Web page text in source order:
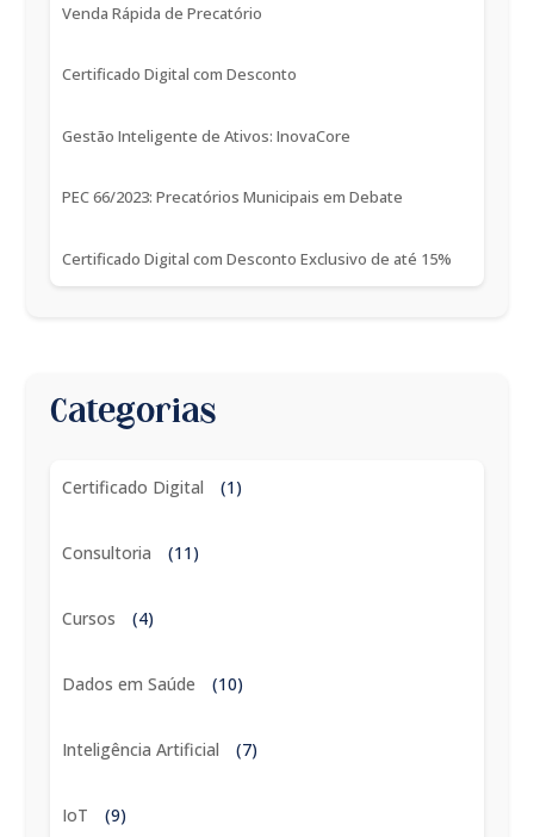
Venda Rápida de Precatório
Certificado Digital com Desconto
Gestão Inteligente de Ativos: InovaCore
PEC 66/2023: Precatórios Municipais em Debate
Certificado Digital com Desconto Exclusivo de até 15%
Categorias
Certificado Digital (1)
Consultoria (11)
Cursos (4)
Dados em Saúde (10)
Inteligência Artificial (7)
IoT (9)